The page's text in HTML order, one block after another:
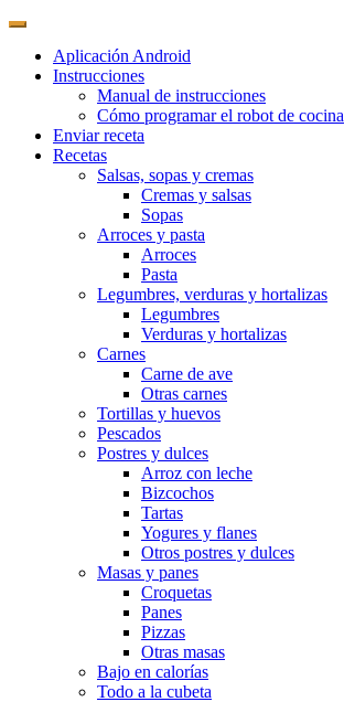
Aplicación Android
Instrucciones
Manual de instrucciones
Cómo programar el robot de cocina
Enviar receta
Recetas
Salsas, sopas y cremas
Cremas y salsas
Sopas
Arroces y pasta
Arroces
Pasta
Legumbres, verduras y hortalizas
Legumbres
Verduras y hortalizas
Carnes
Carne de ave
Otras carnes
Tortillas y huevos
Pescados
Postres y dulces
Arroz con leche
Bizcochos
Tartas
Yogures y flanes
Otros postres y dulces
Masas y panes
Croquetas
Panes
Pizzas
Otras masas
Bajo en calorías
Todo a la cubeta